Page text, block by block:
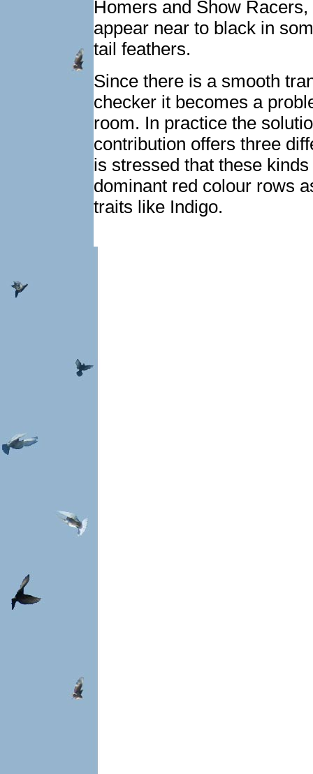
Homers and Show
appear near to black in
tail feathers.
Since there is a smooth
checker it becomes a
room. In practice the
contribution offers three
is stressed that these
dominant red colour rows
traits like Indigo.